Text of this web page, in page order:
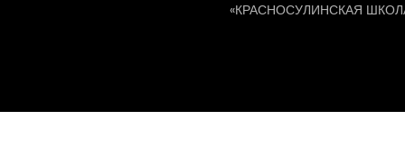
«КРАСНОСУЛИНСКАЯ